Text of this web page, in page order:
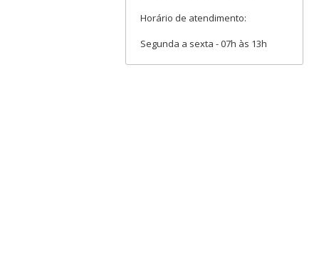
Horário de atendimento:
Segunda a sexta - 07h às 13h